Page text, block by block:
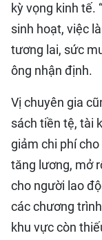
kỳ vọng kinh tế.
sinh hoạt, việc
tương lai, sức
ông nhận định.
Vị chuyên gia
sách tiền tệ, tài
giảm chi phí
tăng lương, mở
cho người lao
các chương
khu vực còn